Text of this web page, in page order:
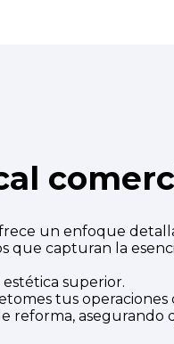
un enfoque
que capturan la
superior.
tus operaciones
asegurando